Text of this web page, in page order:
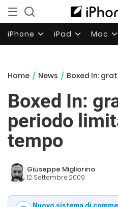
iPhone iPad Mac
Home / News / Boxed In: gratis
Boxed In:
periodo
tempo
Giuseppe Migliorino
12 Settembre 2009